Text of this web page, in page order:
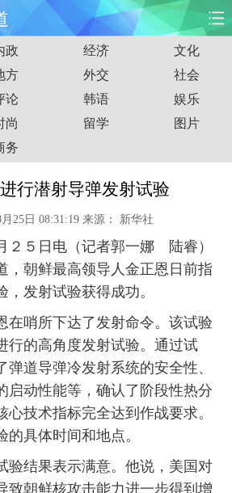
政 国际 财经
育 人事 教育
客
湾 华人
源 房产
频 彩票 食品
益 军事 无人机
影 新华广播
新华电视英文
政 经济
文化
方 外交
社会
论 韩语
娱乐
尚 留学
图片
务
行潜射导弹发射试验
25日 08:31:19 来源： 新华社
５日电（记者郭一娜 陆睿）
，朝鲜最高领导人金正恩日前指
发射试验获得成功。
哨所下达了发射命令。该试验
行的高角度发射试验。通过试
弹道导弹冷发射系统的安全性、
启动性能等，确认了阶段性热分
心技术指标完全达到作战要求。
具体时间和地点。
结果表示满意。他说，美国对
致朝鲜核攻击能力进一步得到增